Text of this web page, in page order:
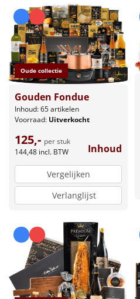
Oude collectie
Gouden Fondue
Inhoud: 65 artikelen
Voorraad: Uitverkocht
125,- per stuk
144,48 incl. BTW Inhoud
Vergelijken
Verlanglijst